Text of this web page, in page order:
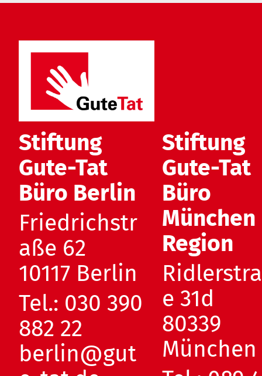
Stiftung
Gute-Tat
Büro Berlin
Friedrichstr
aße 62
10117 Berlin
Tel.: 030 390
882 22
berlin@gut
Stiftung
Gute-Tat
Büro
München
Region
e 31d
80339
München